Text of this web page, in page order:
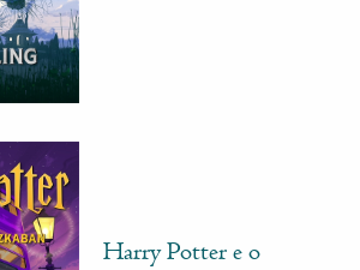
Harry Potter e o